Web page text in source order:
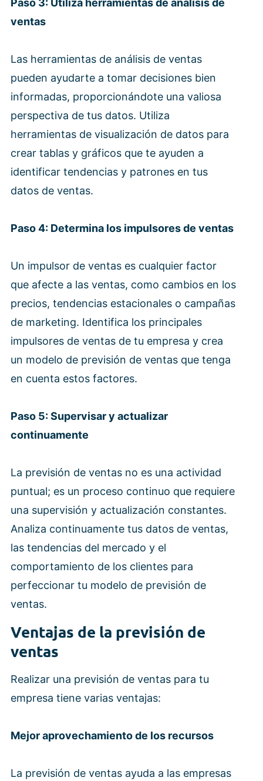
Paso 3: Utiliza herramientas de análisis de
ventas
Las herramientas de análisis de ventas
pueden ayudarte a tomar decisiones bien
informadas, proporcionándote una valiosa
perspectiva de tus datos. Utiliza
herramientas de visualización de datos para
crear tablas y gráficos que te ayuden a
identificar tendencias y patrones en tus
datos de ventas.
Paso 4: Determina los impulsores de ventas
Un impulsor de ventas es cualquier factor
que afecte a las ventas, como cambios en los
precios, tendencias estacionales o campañas
de marketing. Identifica los principales
impulsores de ventas de tu empresa y crea
un modelo de previsión de ventas que tenga
en cuenta estos factores.
Paso 5: Supervisar y actualizar
continuamente
La previsión de ventas no es una actividad
puntual; es un proceso continuo que requiere
una supervisión y actualización constantes.
Analiza continuamente tus datos de ventas,
las tendencias del mercado y el
comportamiento de los clientes para
perfeccionar tu modelo de previsión de
ventas.
Ventajas de la previsión de
ventas
Realizar una previsión de ventas para tu
empresa tiene varias ventajas:
Mejor aprovechamiento de los recursos
La previsión de ventas ayuda a las empresas